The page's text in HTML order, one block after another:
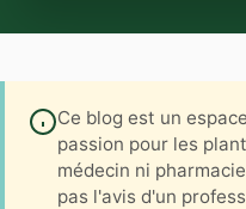
Ce blog est un
passion pour les
médecin ni
pas l'avis d'un